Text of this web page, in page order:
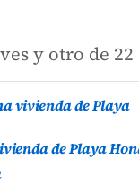
y otro de
vivienda de Playa
de Playa